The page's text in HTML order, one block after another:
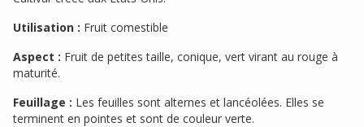
Utilisation : Fruit comestible
Aspect : Fruit de petites taille, conique, vert virant au rouge à
maturité.
Feuillage : Les feuilles sont alternes et lancéolées. Elles se
terminent en pointes et sont de couleur verte.